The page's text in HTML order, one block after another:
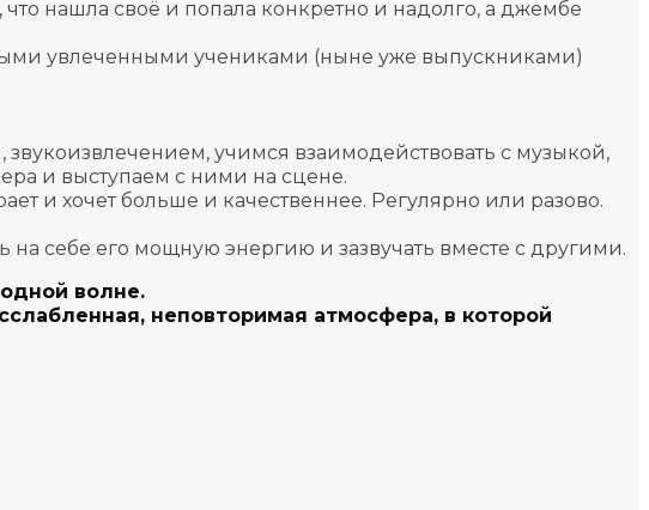
нашла своё и попала конкретно и надолго, а джембе
увлеченными учениками (ныне уже выпускниками)
учимся взаимодействовать с музыкой,
и выступаем с ними на сцене.
и хочет больше и качественнее. Регулярно или разово.
на себе его мощную энергию и зазвучать вместе с другими.
волне.
неповторимая атмосфера, в которой